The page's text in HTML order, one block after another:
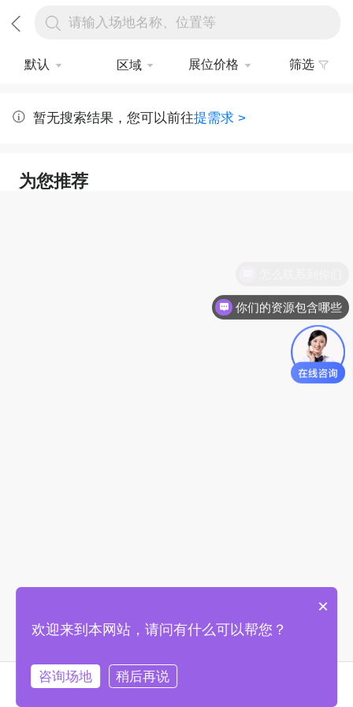
请输入场地名称、位置等
默认 区域 展位价格 筛选
暂无搜索结果，您可以前往提需求 >
为您推荐
你们的资源包含哪些
×
欢迎来到本网站，请问有什么可以帮您？
咨询场地 稍后再说